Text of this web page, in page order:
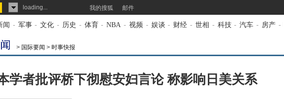
loading... 我的搜狐 邮件
闻 - 军事 - 文化 - 历史 - 体育 - NBA - 视频 - 娱谈 - 财经 - 世相 - 科技 - 汽车 - 房产 -
> 国际要闻 > 时事快报
学者批评桥下彻慰安妇言论 称影响日美关系